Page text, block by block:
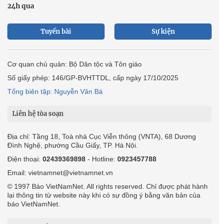
24h qua
Tuyến bài Sự kiện
Cơ quan chủ quản: Bộ Dân tộc và Tôn giáo
Số giấy phép: 146/GP-BVHTTDL, cấp ngày 17/10/2025
Tổng biên tập: Nguyễn Văn Bá
Liên hệ tòa soạn
Địa chỉ: Tầng 18, Toà nhà Cục Viễn thông (VNTA), 68 Dương
Đình Nghệ, phường Cầu Giấy, TP. Hà Nội.
Điện thoại: 02439369898 - Hotline: 0923457788
Email: vietnamnet@vietnamnet.vn
© 1997 Báo VietNamNet. All rights reserved. Chỉ được phát hành
lại thông tin từ website này khi có sự đồng ý bằng văn bản của
báo VietNamNet.